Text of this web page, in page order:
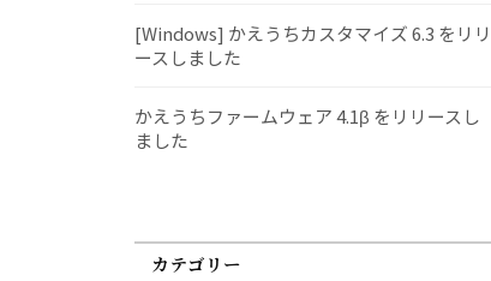
[Windows] かえうちカスタマイズ 6.3 をリリ
ースしました
かえうちファームウェア 4.1β をリリースし
ました
カテゴリー